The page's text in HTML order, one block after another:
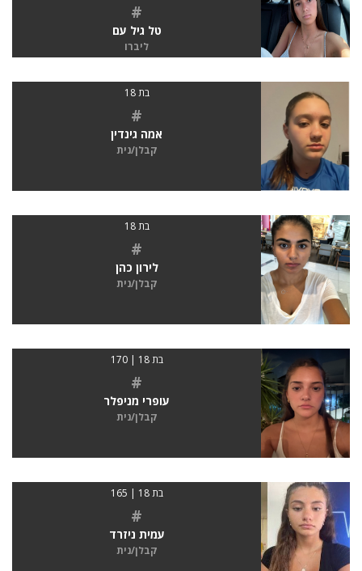
#
טל גיל עם
ליברו
בת 18
#
אמה גינדין
קבלן/נית
בת 18
#
לירון כהן
קבלן/נית
בת 18 | 170
#
עופרי מניפלר
קבלן/נית
בת 18 | 165
#
עמית ניזרד
קבלן/נית